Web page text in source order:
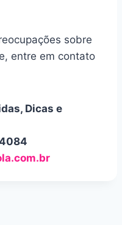
sobre
entre em contato
Dicas e